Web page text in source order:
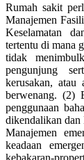
Rumah sakit
Manajemen
Keselamatan
tertentu di mana
tidak
pengunjung
kerusakan, atau
berwenang. (2)
penggunaan
dikendalikan dan
Manajemen
keadaan
kebakaran-